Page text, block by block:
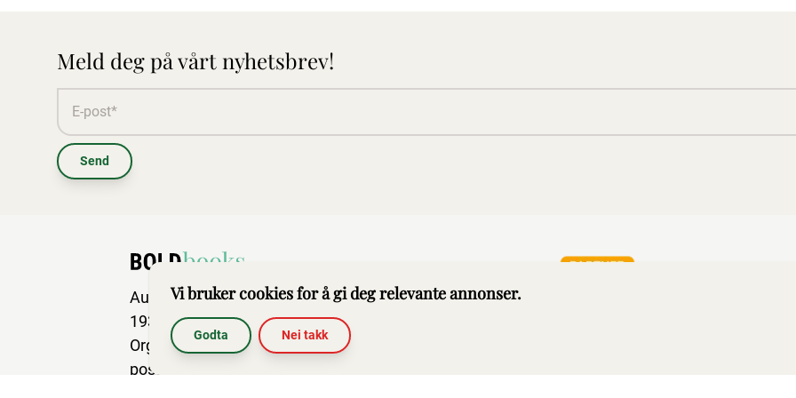
Meld deg på vårt nyhetsbrev!
Send
Vi bruker cookies for å gi deg relevante annonser.
Godta Nei takk
Aurskog Næringspark
1930 Aurskog
Org.nr: 917 634 327
post@boldbooks.no